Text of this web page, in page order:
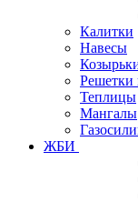
Калитки
Навесы
Решетки
Теплицы
Мангалы
ЖБИ